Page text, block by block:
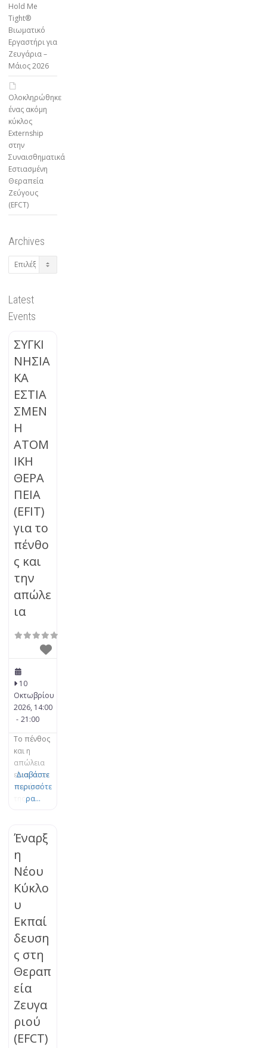
Hold Me
Tight®
Βιωματικό
Εργαστήρι για
Ζευγάρια –
Μάιος 2026
Ολοκληρώθηκε
ένας ακόμη
κύκλος
Externship
στην
Συναισθηματικά
Εστιασμένη
Θεραπεία
Ζεύγους
(EFCT)
Archives
Archives
Latest
Events
ΣΥΓΚΙ
ΝΗΣΙΑ
ΚΑ
ΕΣΤΙΑ
ΣΜΕΝ
Η
ΑΤΟΜ
ΙΚΗ
ΘΕΡΑ
ΠΕΙΑ
(EFIT)
για το
πένθο
ς και
την
απώλε
ια
10
Οκτωβρίου
2026, 14:00
- 21:00
Το πένθος
και η
απώλεια
είναι στον
πυρήνα
Δεσμού.
Το πένθος
είναι μια
φυσική,
οργανική
διεργασία
εξέλιξης
και
γής, η
οποία
μπορεί να
μπλοκαρισ
τεί. Τα
βιώματα
απώλειας
μπορούν
Διαβάστε
περισσότε
ρα...
Έναρξ
η
Νέου
Κύκλο
υ
Εκπαί
δευση
ς στη
Θεραπ
εία
Ζευγα
ριού
(EFCT)